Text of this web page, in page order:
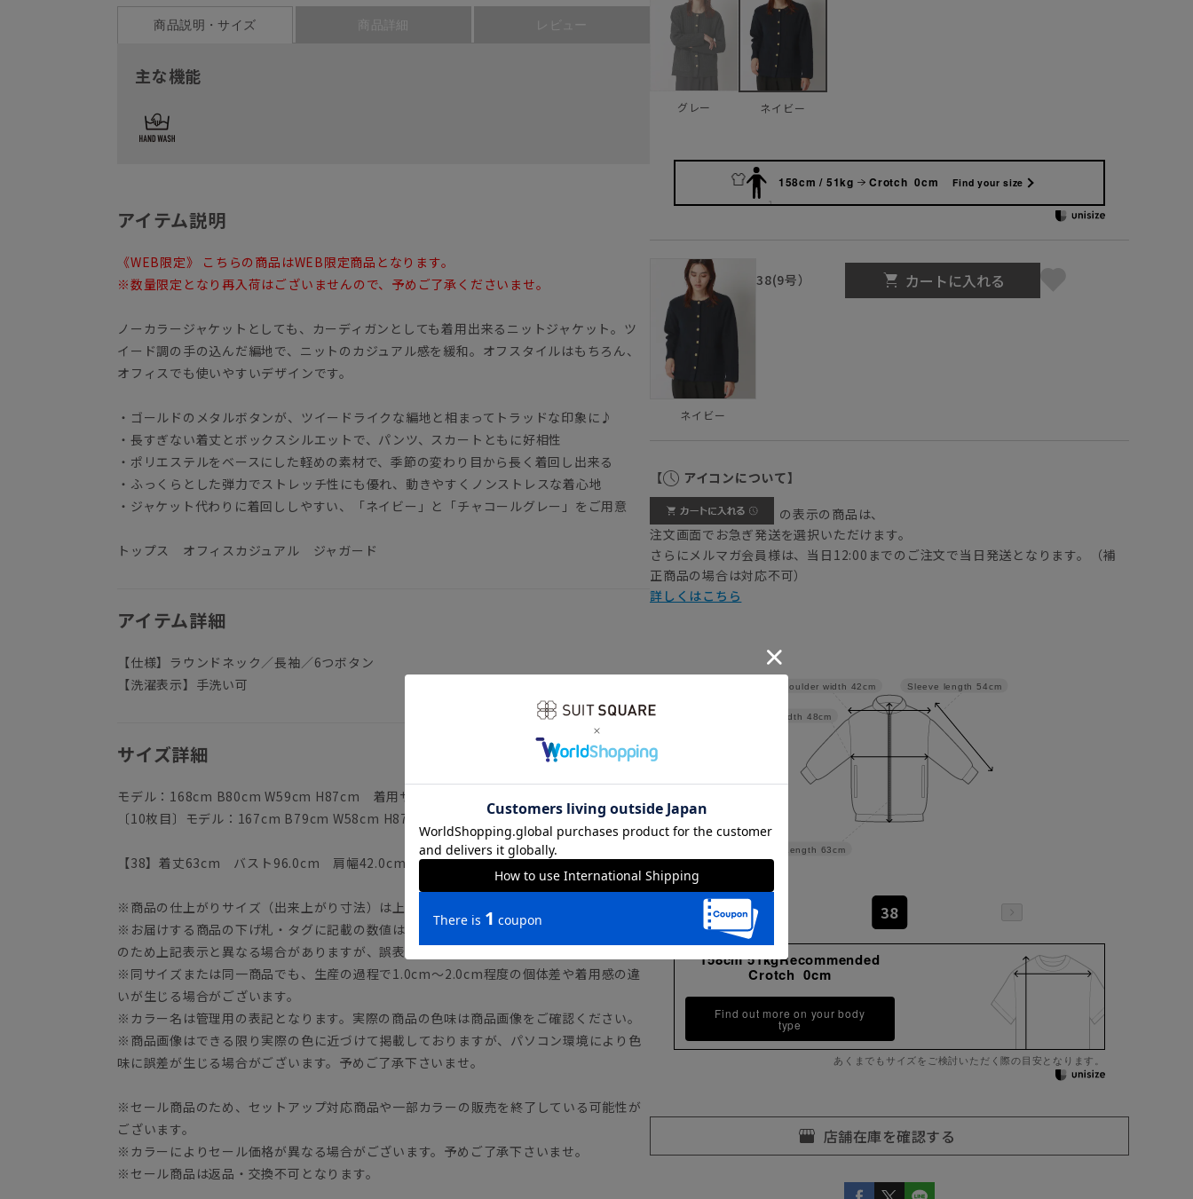
商品説明・サイズ 商品詳細 レビュー
主な機能
アイテム説明
《WEB限定》 こちらの商品はWEB限定商品となります。
※数量限定となり再入荷はございませんので、予めご了承くださいませ。
ノーカラージャケットとしても、カーディガンとしても着用出来るニットジャケット。ツ
イード調の手の込んだ編地で、ニットのカジュアル感を緩和。オフスタイルはもちろん、
オフィスでも使いやすいデザインです。
・ゴールドのメタルボタンが、ツイードライクな編地と相まってトラッドな印象に♪
・長すぎない着丈とボックスシルエットで、パンツ、スカートともに好相性
・ポリエステルをベースにした軽めの素材で、季節の変わり目から長く着回し出来る
・ふっくらとした弾力でストレッチ性にも優れ、動きやすくノンストレスな着心地
・ジャケット代わりに着回ししやすい、「ネイビー」と「チャコールグレー」をご用意
トップス オフィスカジュアル ジャガード
アイテム詳細
【仕様】ラウンドネック／長袖／6つボタン
【洗濯表示】手洗い可
サイズ詳細
モデル：168cm B80cm W59cm H87cm 着用サイズ：38
〔10枚目〕モデル：167cm B79cm W58cm H87cm 着用サイズ：38
【38】着丈63cm バスト96.0cm 肩幅42.0cm 袖丈54.0cm
※商品の仕上がりサイズ（出来上がり寸法）は上記のサイズ表をご覧下さい。
※お届けする商品の下げ札・タグに記載の数値は目安としてのヌードサイズ（体の寸法）
のため上記表示と異なる場合がありますが、誤表記ではございません。
※同サイズまたは同一商品でも、生産の過程で1.0cm～2.0cm程度の個体差や着用感の違
いが生じる場合がございます。
※カラー名は管理用の表記となります。実際の商品の色味は商品画像をご確認ください。
※商品画像はできる限り実際の色に近づけて掲載しておりますが、パソコン環境により色
味に誤差が生じる場合がございます。予めご了承下さいませ。
※セール商品のため、セットアップ対応商品や一部カラーの販売を終了している可能性が
ございます。
※カラーによりセール価格が異なる場合がございます。予めご了承下さいませ。
※セール商品は返品・交換不可となります。
グレー ネイビー
158cm / 51kg Crotch 0cm Find your size
ネイビー
38(9号） カートに入れる
【 アイコンについて】
の表示の商品は、
注文画面でお急ぎ発送を選択いただけます。
さらにメルマガ会員様は、当日12:00までのご注文で当日発送となります。（補
正商品の場合は対応不可）
詳しくはこちら
Sleeve length 54cm
Length 63cm
Width 48cm
Shoulder width 42cm
38
158cm 51kgRecommended
Crotch 0cm
Find out more on your body
type
あくまでもサイズをご検討いただく際の目安となります。